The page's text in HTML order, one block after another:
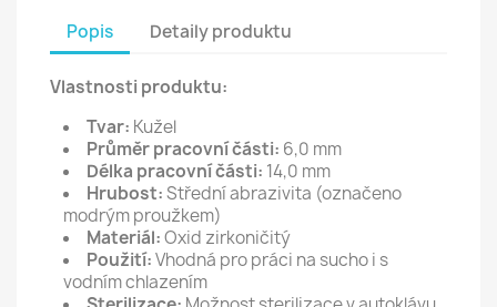
Popis Detaily produktu
Vlastnosti produktu:
Tvar: Kužel
Průměr pracovní části: 6,0 mm
Délka pracovní části: 14,0 mm
Hrubost:Střední abrazivita (označeno
modrým proužkem)
Materiál:Oxid zirkoničitý
Použití:Vhodná pro práci na sucho i s
vodním chlazením